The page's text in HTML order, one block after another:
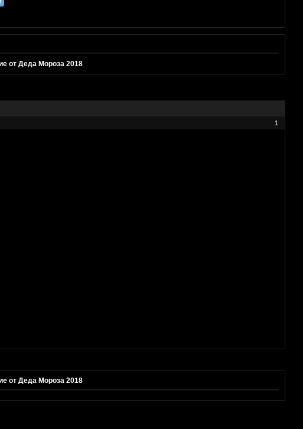
от Деда Мороза 2018
1
от Деда Мороза 2018